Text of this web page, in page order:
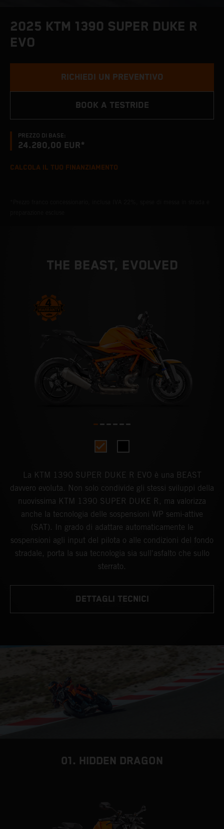
2025 KTM 1390 SUPER DUKE R
EVO
PREZZO DI BASE:
24.280,00 EUR*
RICHIEDI UN PREVENTIVO
BOOK A TESTRIDE
CALCOLA IL TUO FINANZIAMENTO
THE BEAST, EVOLVED
La KTM 1390 SUPER DUKE R EVO è una BEAST
davvero evoluta. Non solo condivide gli stessi sviluppi della
nuovissima KTM 1390 SUPER DUKE R, ma valorizza
anche la tecnologia delle sospensioni WP semi-attive
(SAT). In grado di adattare automaticamente le
sospensioni agli input del pilota o alle condizioni del fondo
stradale, porta la sua tecnologia sia sull'asfalto che sullo
sterrato.
DETTAGLI TECNICI
01. HIDDEN DRAGON